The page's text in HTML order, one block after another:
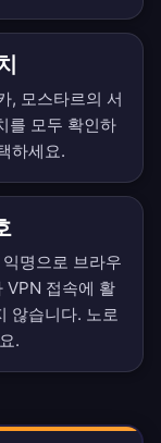
, 모스타르의 서
를 모두 확인하
하세요.
명으로 브라우
VPN 접속에 활
않습니다. 노로
.